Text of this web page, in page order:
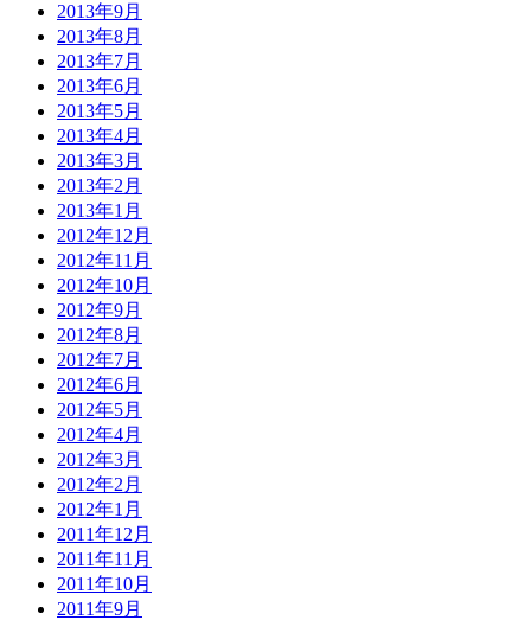
2013年9月
2013年8月
2013年7月
2013年6月
2013年5月
2013年4月
2013年3月
2013年2月
2013年1月
2012年12月
2012年11月
2012年10月
2012年9月
2012年8月
2012年7月
2012年6月
2012年5月
2012年4月
2012年3月
2012年2月
2012年1月
2011年12月
2011年11月
2011年10月
2011年9月